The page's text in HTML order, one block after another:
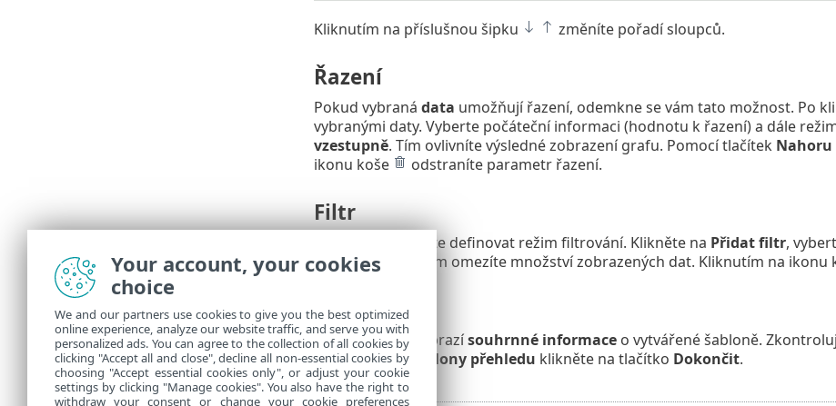
Kliknutím na příslušnou šipku
změníte pořadí sloupců.
Řazení
Pokud vybraná data umožňují řazení, odemkne se vám tato možnost. Po
vybranými daty. Vyberte počáteční informaci (hodnotu k řazení) a dále
vzestupně. Tím ovlivníte výsledné zobrazení grafu. Pomocí tlačítek Nahoru
ikonu koše
odstraníte parametr řazení.
Filtr
V této části můžete definovat režim filtrování. Klikněte na Přidat filtr,
jejich filtrování. Tím omezíte množství zobrazených dat. Kliknutím na ikonu
Souhrn
V této části se zobrazísouhrnné informaceo vytvářené šabloně.
pro vytvořeníšablony přehledu klikněte na tlačítko Dokončit.
Your account, your cookies
choice
We and our partners use cookies to give you the best optimized
online experience, analyze our website traffic, and serve you with
personalized ads. You can agree to the collection of all cookies by
clicking "Accept all and close", decline all non-essential cookies by
choosing "Accept essential cookies only", or adjust your cookie
settings by clicking "Manage cookies". You also have the right to
withdraw your consent or change your cookie preferences